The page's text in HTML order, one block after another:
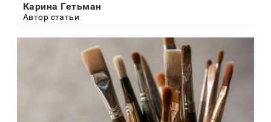
Карина Гетьман
Автор статьи